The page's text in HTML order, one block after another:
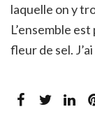
laquelle on y
L’ensemble
fleur de sel.